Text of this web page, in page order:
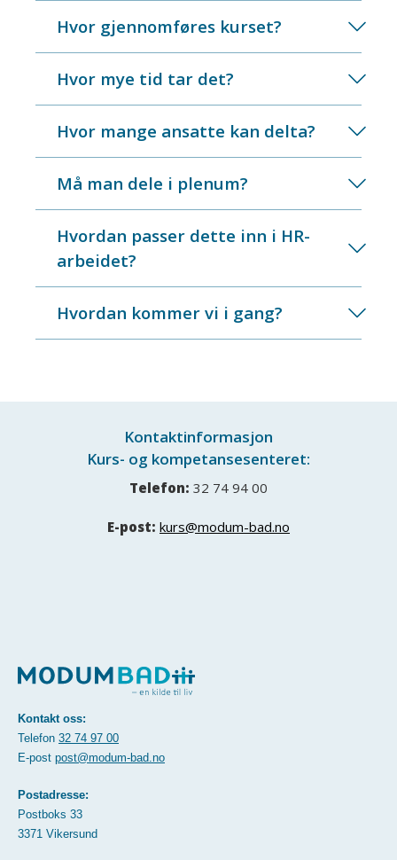
Hvor gjennomføres kurset?
Hvor mye tid tar det?
Hvor mange ansatte kan delta?
Må man dele i plenum?
Hvordan passer dette inn i HR-
arbeidet?
Hvordan kommer vi i gang?
Kontaktinformasjon
Kurs- og kompetansesenteret:
Telefon: 32 74 94 00
E-post: kurs@modum-bad.no
Kontakt oss:
Telefon 32 74 97 00
E-post post@modum-bad.no
Postadresse:
Postboks 33
3371 Vikersund